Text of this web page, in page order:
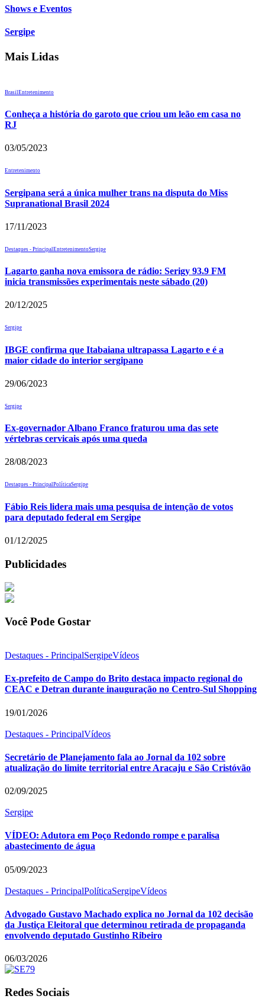
Shows e Eventos
Sergipe
Mais Lidas
Brasil Entretenimento
Conheça a história do garoto que criou um leão em casa no
RJ
03/05/2023
Entretenimento
Sergipana será a única mulher trans na disputa do Miss
Supranational Brasil 2024
17/11/2023
Destaques - Principal EntretenimentoSergipe
Lagarto ganha nova emissora de rádio: Serigy 93.9 FM
inicia transmissões experimentais neste sábado (20)
20/12/2025
Sergipe
IBGE confirma que Itabaiana ultrapassa Lagarto e é a
maior cidade do interior sergipano
29/06/2023
Sergipe
Ex-governador Albano Franco fraturou uma das sete
vértebras cervicais após uma queda
28/08/2023
Destaques - PrincipalPolíticaSergipe
Fábio Reis lidera mais uma pesquisa de intenção de votos
para deputado federal em Sergipe
01/12/2025
Publicidades
Você Pode Gostar
Destaques - PrincipalSergipeVídeos
Ex-prefeito de Campo do Brito destaca impacto regional do
CEAC e Detran durante inauguração no Centro-Sul Shopping
19/01/2026
Destaques - PrincipalVídeos
Secretário de Planejamento fala ao Jornal da 102 sobre
atualização do limite territorial entre Aracaju e São Cristóvão
02/09/2025
Sergipe
VÍDEO: Adutora em Poço Redondo rompe e paralisa
abastecimento de água
05/09/2023
Destaques - PrincipalPolíticaSergipeVídeos
Advogado Gustavo Machado explica no Jornal da 102 decisão
da Justiça Eleitoral que determinou retirada de propaganda
envolvendo deputado Gustinho Ribeiro
06/03/2026
Redes Sociais